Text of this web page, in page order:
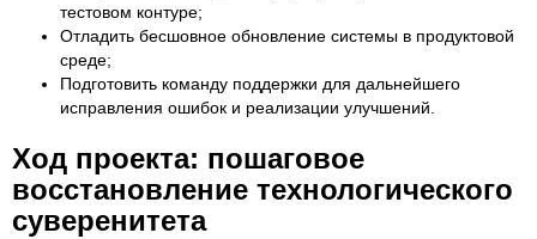
тестовом контуре;
Отладить бесшовное обновление системы в продуктовой
среде;
Подготовить команду поддержки для дальнейшего
исправления ошибок и реализации улучшений.
Ход проекта: пошаговое
восстановление технологического
суверенитета